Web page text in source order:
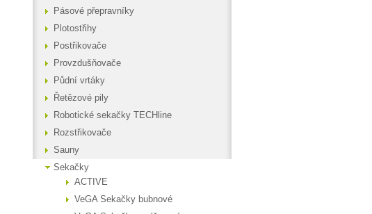
Pásové přepravníky
Plotostřihy
Postřikovače
Provzdušňovače
Půdní vrtáky
Řetězové pily
Robotické sekačky TECHline
Rozstřikovače
Sauny
Sekačky
ACTIVE
VeGA Sekačky bubnové